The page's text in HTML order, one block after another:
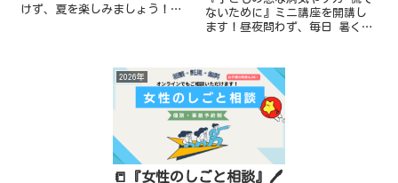
けず、夏を楽しみましょう！ｉ
日(水)～8月14日(金)、8月...
ないために』ミニ講座を開講し
ます！昼夜問わず、毎日 暑くて
う子どもの様子に、集団生活ど
うしよう😥受診する？これくら
いなら...
2026年
📒『女性のしごと相談』🖊️